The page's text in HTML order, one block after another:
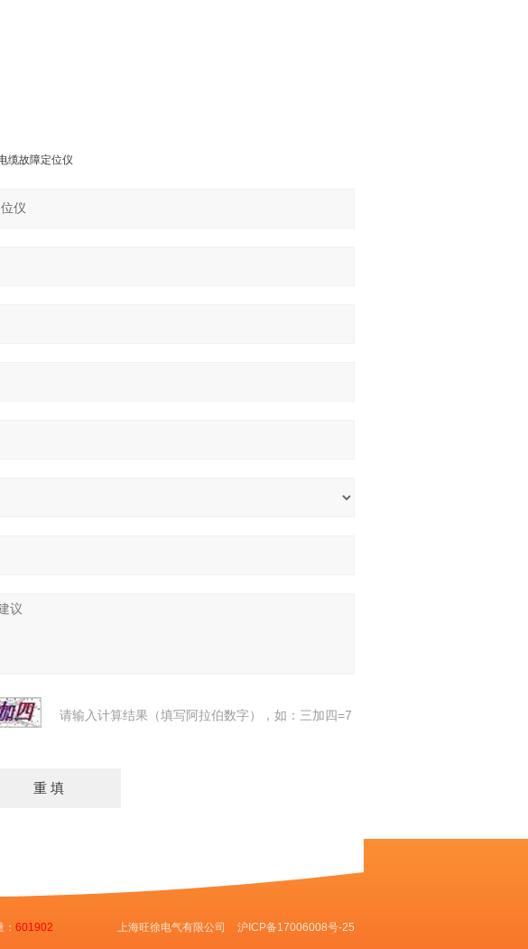
缆故障定位仪
请输入计算结果（填写阿拉伯数字），如：三加四=7
601902 上海旺徐电气有限公司 沪ICP备17006008号-25